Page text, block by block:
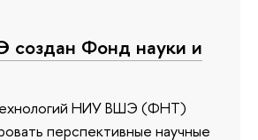
Фонд науки и
НИУ ВШЭ (ФНТ)
перспективные научные